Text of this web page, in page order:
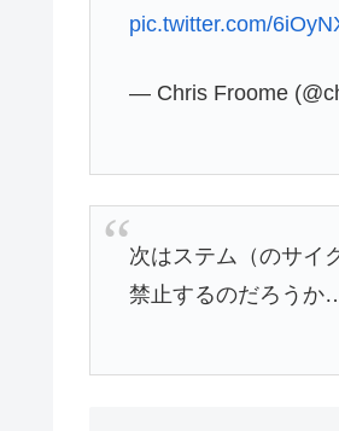
pic.twitter.com/
— Chris Froome
次はステム（のサイ
禁止するのだろうか